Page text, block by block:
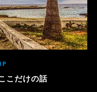
こだけの話